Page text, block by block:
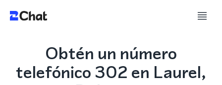
Obtén un número
telefónico 302 en Laurel,